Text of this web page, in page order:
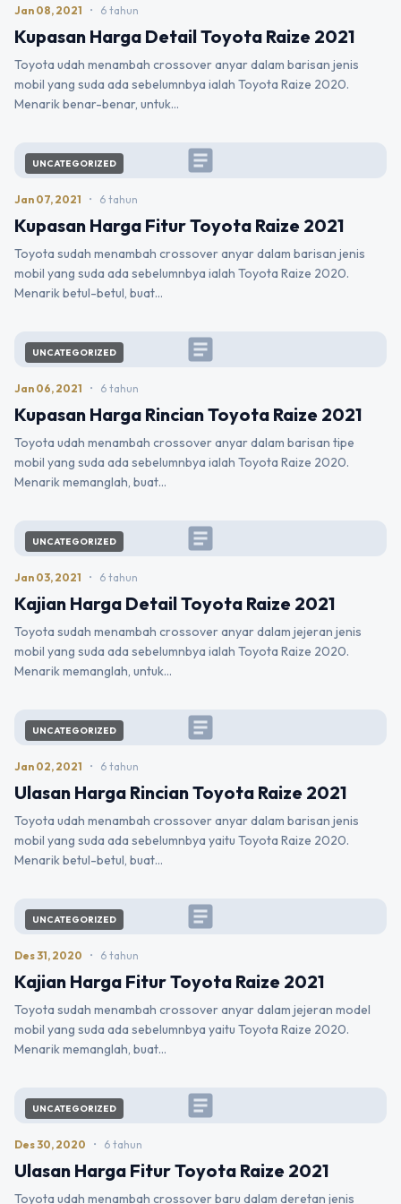
Jan 08, 2021 • 6 tahun
Kupasan Harga Detail Toyota Raize 2021
Toyota udah menambah crossover anyar dalam barisan jenis
mobil yang suda ada sebelumnbya ialah Toyota Raize 2020.
Menarik benar-benar, untuk…
article
UNCATEGORIZED
Jan 07, 2021 • 6 tahun
Kupasan Harga Fitur Toyota Raize 2021
Toyota sudah menambah crossover anyar dalam barisan jenis
mobil yang suda ada sebelumnbya ialah Toyota Raize 2020.
Menarik betul-betul, buat…
article
UNCATEGORIZED
Jan 06, 2021 • 6 tahun
Kupasan Harga Rincian Toyota Raize 2021
Toyota udah menambah crossover anyar dalam barisan tipe
mobil yang suda ada sebelumnbya ialah Toyota Raize 2020.
Menarik memanglah, buat…
article
UNCATEGORIZED
Jan 03, 2021 • 6 tahun
Kajian Harga Detail Toyota Raize 2021
Toyota sudah menambah crossover anyar dalam jejeran jenis
mobil yang suda ada sebelumnbya ialah Toyota Raize 2020.
Menarik memanglah, untuk…
article
UNCATEGORIZED
Jan 02, 2021 • 6 tahun
Ulasan Harga Rincian Toyota Raize 2021
Toyota udah menambah crossover anyar dalam barisan jenis
mobil yang suda ada sebelumnbya yaitu Toyota Raize 2020.
Menarik betul-betul, buat…
article
UNCATEGORIZED
Des 31, 2020 • 6 tahun
Kajian Harga Fitur Toyota Raize 2021
Toyota sudah menambah crossover anyar dalam jejeran model
mobil yang suda ada sebelumnbya yaitu Toyota Raize 2020.
Menarik memanglah, buat…
article
UNCATEGORIZED
Des 30, 2020 • 6 tahun
Ulasan Harga Fitur Toyota Raize 2021
Toyota udah menambah crossover baru dalam deretan jenis